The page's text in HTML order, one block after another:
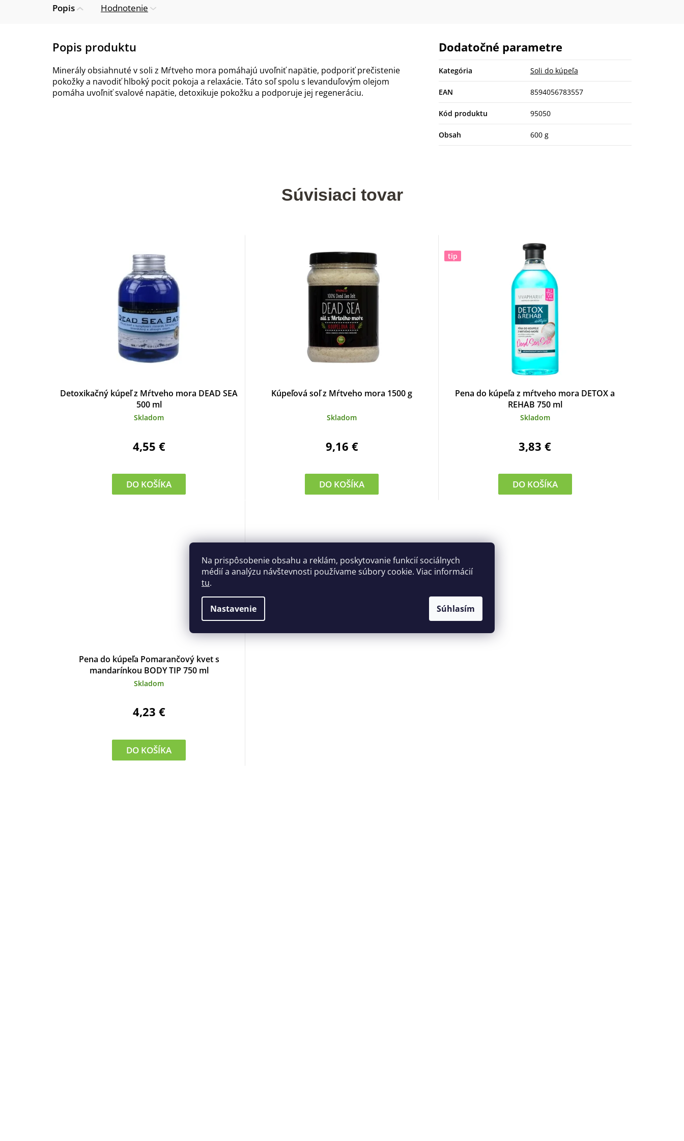
Na prispôsobenie obsahu a reklám, poskytovanie funkcií sociálnych
médií a analýzu návštevnosti používame súbory cookie. Viac informácií
tu.
Nastavenie Súhlasím
Popis Hodnotenie
Minerály obsiahnuté v soli z Mŕtveho mora pomáhajú uvoľniť napätie, podporiť prečistenie
pokožky a navodiť hlboký pocit pokoja a relaxácie. Táto soľ spolu s levanduľovým olejom
pomáha uvoľniť svalové napätie, detoxikuje pokožku a podporuje jej regeneráciu.
Dodatočné parametre
Kategória Soli do kúpeľa
EAN 8594056783557
Kód produktu 95050
Obsah 600 g
Súvisiaci tovar
Detoxikačný kúpeľ z Mŕtveho mora DEAD SEA
500 ml
Skladom
4,55 €
DO KOŠÍKA
Kúpeľová soľ z Mŕtveho mora 1500 g
Skladom
9,16 €
DO KOŠÍKA
tip
Pena do kúpeľa z mŕtveho mora DETOX a
REHAB 750 ml
Skladom
3,83 €
DO KOŠÍKA
Pena do kúpeľa Pomarančový kvet s
mandarínkou BODY TIP 750 ml
Skladom
4,23 €
DO KOŠÍKA